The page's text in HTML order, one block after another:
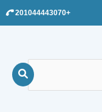
+201044443070